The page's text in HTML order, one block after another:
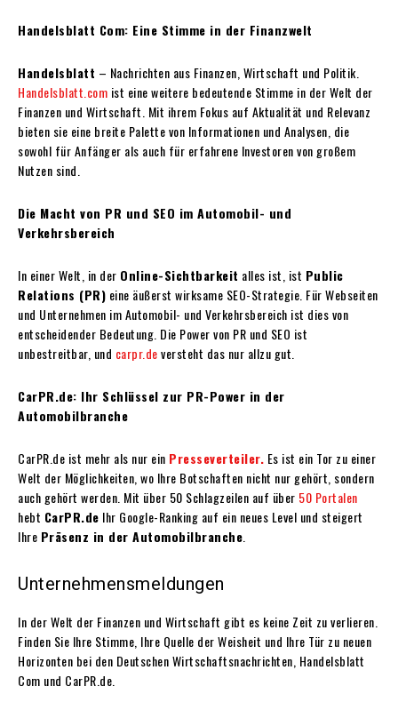
Handelsblatt Com: Eine Stimme in der Finanzwelt
Handelsblatt – Nachrichten aus Finanzen, Wirtschaft und Politik.
Handelsblatt.com ist eine weitere bedeutende Stimme in der Welt der
Finanzen und Wirtschaft. Mit ihrem Fokus auf Aktualität und Relevanz
bieten sie eine breite Palette von Informationen und Analysen, die
sowohl für Anfänger als auch für erfahrene Investoren von großem
Nutzen sind.
Die Macht von PR und SEO im Automobil- und
Verkehrsbereich
In einer Welt, in der Online-Sichtbarkeit alles ist, ist Public
Relations (PR) eine äußerst wirksame SEO-Strategie. Für Webseiten
und Unternehmen im Automobil- und Verkehrsbereich ist dies von
entscheidender Bedeutung. Die Power von PR und SEO ist
unbestreitbar, und carpr.deversteht das nur allzu gut.
CarPR.de: Ihr Schlüssel zur PR-Power in der
Automobilbranche
CarPR.de ist mehr als nur ein Presseverteiler. Es ist ein Tor zu einer
Welt der Möglichkeiten, wo Ihre Botschaften nicht nur gehört, sondern
auch gehört werden. Mit über 50 Schlagzeilen auf über 50 Portalen
hebt CarPR.de Ihr Google-Ranking auf ein neues Level und steigert
Ihre Präsenz in der Automobilbranche
Unternehmensmeldungen
In der Welt der Finanzen und Wirtschaft gibt es keine Zeit zu verlieren.
Finden Sie Ihre Stimme, Ihre Quelle der Weisheit und Ihre Tür zu neuen
Horizonten bei den Deutschen Wirtschaftsnachrichten, Handelsblatt
Com und CarPR.de.